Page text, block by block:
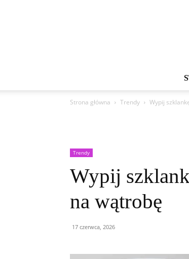
Strona główna Trendy Wypij
Trendy
Wypij
na wątrobę
17 czerwca, 2026